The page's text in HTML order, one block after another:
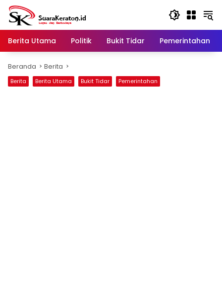
Langsung
konten
Berita Utama
Politik Bukit Tidar Pemerintahan
Beranda Berita
Berita Berita Utama Bukit Tidar Pemerintahan